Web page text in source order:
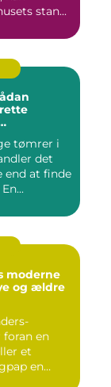
stan...
tømrer i
det
end at finde
og ældre
en
et
en